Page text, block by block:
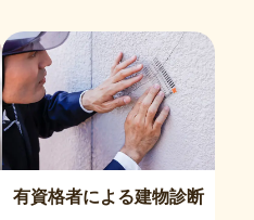
有資格者による建物診断